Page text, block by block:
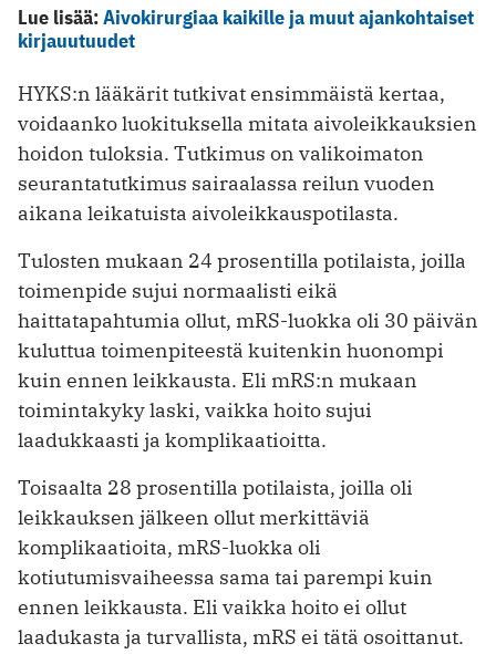
Lue lisää:Aivokirurgiaa kaikille ja muut ajankohtaiset
kirjauutuudet
HYKS:n lääkärit tutkivat ensimmäistä kertaa,
voidaanko luokituksella mitata aivoleikkauksien
hoidon tuloksia. Tutkimus on valikoimaton
seurantatutkimus sairaalassa reilun vuoden
aikana leikatuista aivoleikkauspotilasta.
Tulosten mukaan 24 prosentilla potilaista, joilla
toimenpide sujui normaalisti eikä
haittatapahtumia ollut, mRS-luokka oli 30 päivän
kuluttua toimenpiteestä kuitenkin huonompi
kuin ennen leikkausta. Eli mRS:n mukaan
toimintakyky laski, vaikka hoito sujui
laadukkaasti ja komplikaatioitta.
Toisaalta 28 prosentilla potilaista, joilla oli
leikkauksen jälkeen ollut merkittäviä
komplikaatioita, mRS-luokka oli
kotiutumisvaiheessa sama tai parempi kuin
ennen leikkausta. Eli vaikka hoito ei ollut
laadukasta ja turvallista, mRS ei tätä osoittanut.